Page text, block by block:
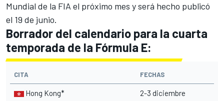
Mundial de la FIA el próximo mes y será hecho publicó
el 19 de junio.
Borrador del calendario para la cuarta
temporada de la Fórmula E:
CITA FECHAS
Hong Kong* 2-3 diciembre